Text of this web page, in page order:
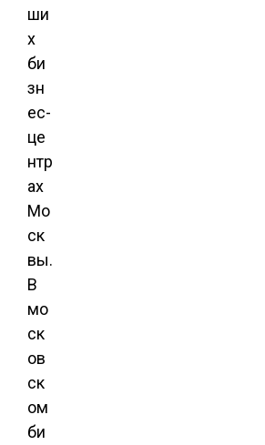
ши
х
би
зн
ес-
це
нтр
ах
Мо
ск
вы.
В
мо
ск
ов
ск
ом
би